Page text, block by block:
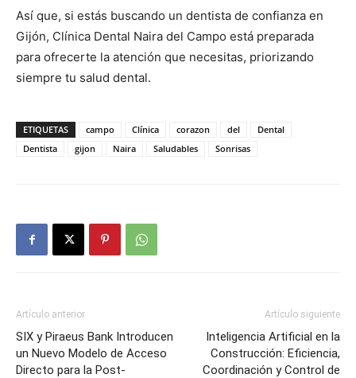
Así que, si estás buscando un dentista de confianza en
Gijón, Clínica Dental Naira del Campo está preparada
para ofrecerte la atención que necesitas, priorizando
siempre tu salud dental.
ETIQUETAS campo Clínica corazon del
Dental
Dentista
gijon Naira Saludables Sonrisas
Artículo anterior
SIX y Piraeus Bank Introducen
un Nuevo Modelo de Acceso
Directo para la Post-
Artículo siguiente
Inteligencia Artificial en la
Construcción: Eficiencia,
Coordinación y Control de